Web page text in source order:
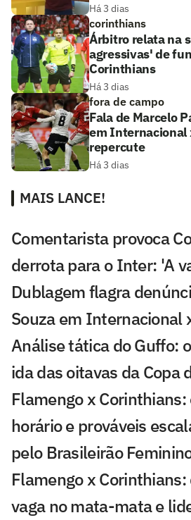
Há 3 dias
corinthians
Árbitro relata na
agressivas' de
Corinthians
Há 3 dias
fora de campo
Fala de Marcelo
em Internacional
repercute
Há 3 dias
MAIS LANCE!
Comentarista provoca
derrota para o Inter: 'A
Dublagem flagra
Souza em Internacional
Análise tática do Guffo:
ida das oitavas da Copa
Flamengo x
horário e prováveis
pelo Brasileirão
Flamengo x
vaga no mata-mata e